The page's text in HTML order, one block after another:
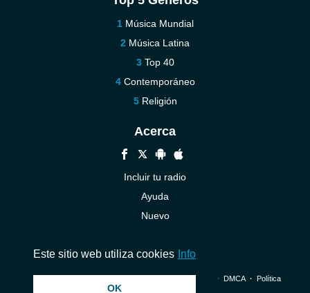
Música Mundial
Música Latina
Top 40
Contemporáneo
Religión
Acerca
Incluir tu radio
Ayuda
Nuevo
© 2026 InstantAudio. Reservados todos los derechos. ・ DMCA・ Política
Este sitio web utiliza cookies Info
OK